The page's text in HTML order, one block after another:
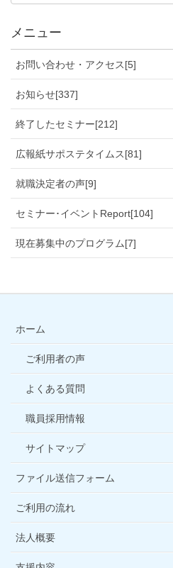
メニュー
お問い合わせ・アクセス[5]
お知らせ[337]
終了したセミナー[212]
広報紙サポステタイムス[81]
就職決定者の声[9]
セミナー･イベントReport[104]
現在募集中のプログラム[7]
ホーム
ご利用者の声
よくある質問
職員採用情報
サイトマップ
ファイル送信フォーム
ご利用の流れ
法人概要